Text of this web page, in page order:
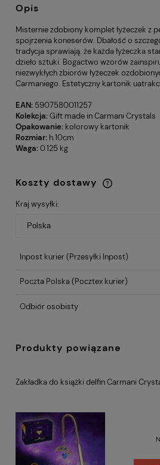
Opis
Misternie zdobiony komplet łyżeczek z
spojrzenia koneserów. Dbałość o
tradycja sprawiają. że każda łyżeczka
dzieło sztuki. Bogactwo wzorów
niezwykłych zbiorów łyżeczek
Carmaniego. Estetyczny kartonik
EAN: 5907580011257
Kolekcja:Gift made in Carmani Crystals
Opakowanie: kolorowy kartonik
Rozmiar: h.10cm
Waga:0.125 kg
Koszty dostawy
Cena nie zawiera
płatności
Kraj wysyłki:
Inpost kurier(Przesyłki Inpost)
Poczta Polska(Pocztex kurier)
Odbiór osobisty
Produkty powiązane
Zakładka do książki delfin Carmani